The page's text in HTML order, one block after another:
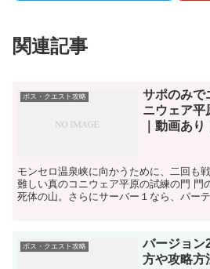
関連記事
ボス・クエスト攻略
サポのみで
ニウェア平
｜動画あ
モンセロ温泉峡に向かうために、二回も
難しい真のコニウェア平原の試練の門 門
死体の山。さらにサーバー１なら、パー
ボス・クエスト攻略
バージョン
方や攻略方